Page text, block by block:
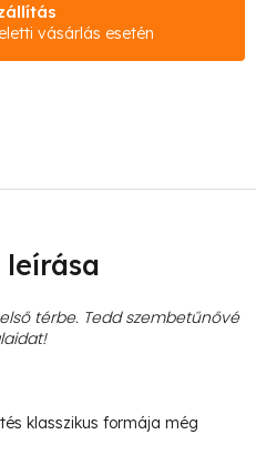
vásárlás esetén
leírása
térbe. Tedd szembetűnővé
klasszikus formája még